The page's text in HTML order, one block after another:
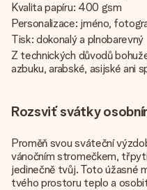
Kvalita papíru: 400 gsm
Personalizace: jméno,
Tisk: dokonalý a plnobarevný
Z technických důvodů
azbuku, arabské, asijské ani
Rozsviť svátky
Proměň svou sváteční
vánočním stromečkem,
jedinečně tvůj. Toto úžasné
tvého prostoru teplo a